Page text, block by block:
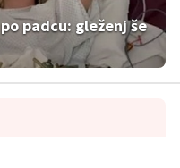
padcu: gleženj še